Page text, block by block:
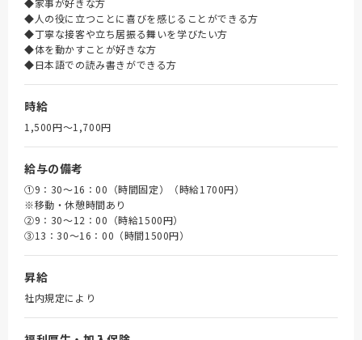
◆家事が好きな方
◆人の役に立つことに喜びを感じることができる方
◆丁寧な接客や立ち居振る舞いを学びたい方
◆体を動かすことが好きな方
◆日本語での読み書きができる方
時給
1,500円〜1,700円
給与の備考
①9：30～16：00（時間固定）（時給1700円）
※移動・休憩時間あり
➁9：30～12：00（時給1500円）
③13：30～16：00（時間1500円）
昇給
社内規定により